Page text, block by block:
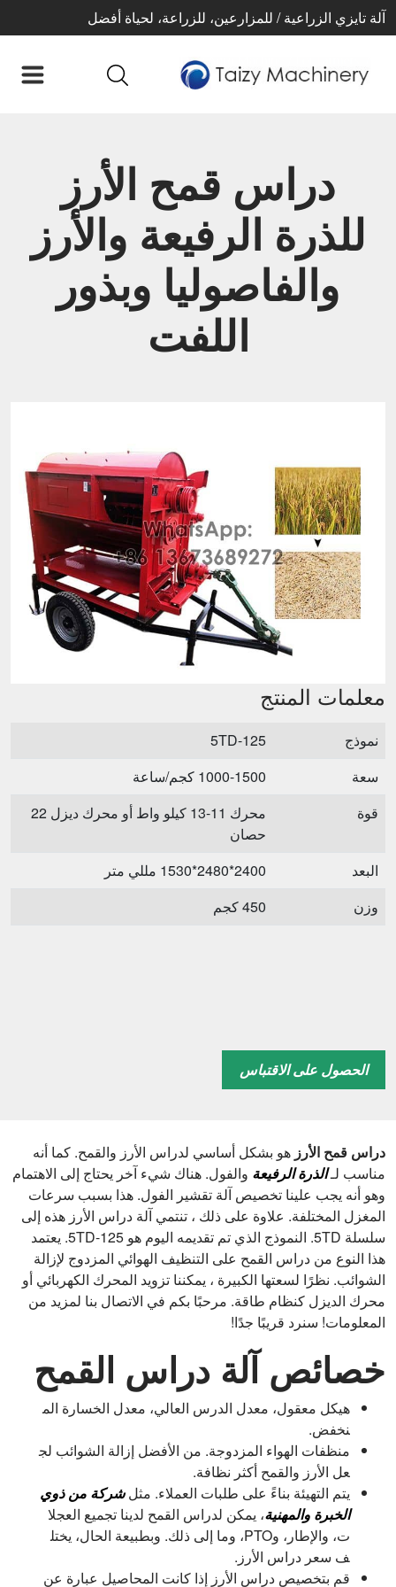
آلة تايزي الزراعية / للمزارعين، للزراعة، لحياة أفضل
دراس قمح الأرز
للذرة الرفيعة والأرز
والفاصوليا وبذور
اللفت
معلمات المنتج
نموذج
5TD-125
سعة
1000-1500 كجم/ساعة
قوة
محرك 11-13 كيلو واط أو محرك ديزل 22
حصان
البعد
2400*2480*1530 مللي متر
وزن
450 كجم
الحصول على الاقتباس
دراس قمح الأرز هو بشكل أساسي لدراس الأرز والقمح. كما أنه
مناسب لـالذرة الرفيعة والفول. هناك شيء آخر يحتاج إلى الاهتمام
وهو أنه يجب علينا تخصيص آلة تقشير الفول. هذا بسبب سرعات
المغزل المختلفة. علاوة على ذلك ، تنتمي آلة دراس الأرز هذه إلى
سلسلة 5TD. النموذج الذي تم تقديمه اليوم هو 5TD-125. يعتمد
هذا النوع من دراس القمح على التنظيف الهوائي المزدوج لإزالة
الشوائب. نظرًا لسعتها الكبيرة ، يمكننا تزويد المحرك الكهربائي أو
محرك الديزل كنظام طاقة. مرحبًا بكم في الاتصال بنا لمزيد من
المعلومات! سنرد قريبًا جدًا!
خصائص آلة دراس القمح
هيكل معقول، معدل الدرس العالي، معدل الخسارة الم
نخفض.
منظفات الهواء المزدوجة. من الأفضل إزالة الشوائب لج
عل الأرز والقمح أكثر نظافة.
يتم التهيئة بناءً على طلبات العملاء. مثلشركة من ذوي
الخبرة والمهنية، يمكن لدراس القمح لدينا تجميع العجلا
ت، والإطار، وPTO، وما إلى ذلك. وبطبيعة الحال، يختل
ف سعر دراس الأرز.
قم بتخصيص دراس الأرز إذا كانت المحاصيل عبارة عن